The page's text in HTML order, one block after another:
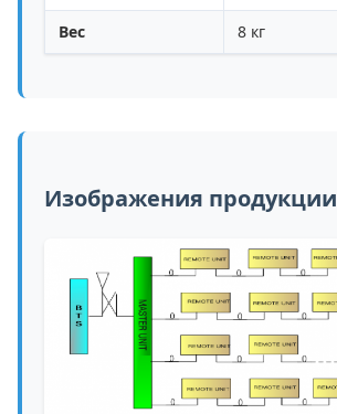
Вес 8 кг
Изображения продукции